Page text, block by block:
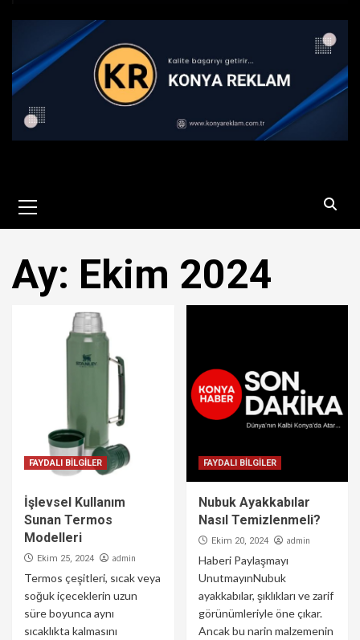
Menu
Ay: Ekim 2024
FAYDALI BİLGİLER
İşlevsel Kullanım
Sunan Termos
Modelleri
Ekim 25, 2024 admin
Termos çeşitleri, sıcak veya
soğuk içeceklerin uzun
süre boyunca aynı
sıcaklıkta kalmasını
FAYDALI BİLGİLER
Nubuk Ayakkabılar
Nasıl Temizlenmeli?
Ekim 20, 2024 admin
Haberi Paylaşmayı
UnutmayınNubuk
ayakkabılar, şıklıkları ve zarif
görünümleriyle öne çıkar.
Ancak bu narin malzemenin